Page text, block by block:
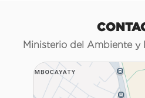
Ministerio del Ambiente y